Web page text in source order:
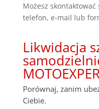
Możesz skontaktować
telefon, e-mail lub
Likwidacja
Porównaj, zanim
Ciebie.